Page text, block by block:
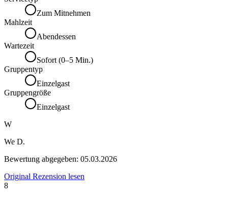
Zum Mitnehmen
Mahlzeit
Abendessen
Wartezeit
Sofort (0–5 Min.)
Gruppentyp
Einzelgast
Gruppengröße
Einzelgast
W
We D.
Bewertung abgegeben: 05.03.2026
Original Rezension lesen
8